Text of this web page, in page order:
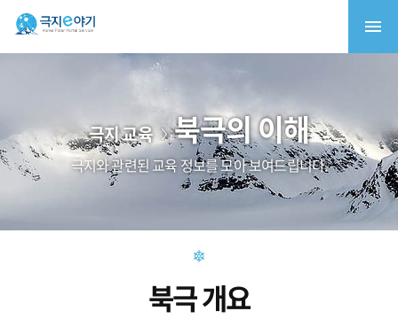
극지 교육 북극의 이해
극지와 관련된 교육 정보를 모아 보여드립니다.
북극 개요